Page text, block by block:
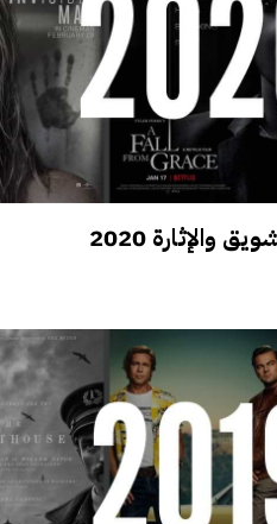
والإثارة 2020